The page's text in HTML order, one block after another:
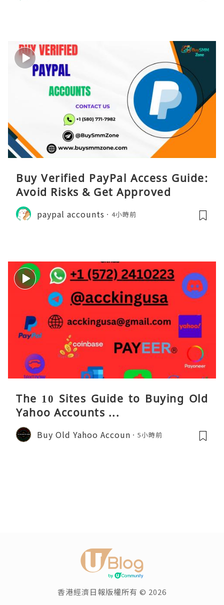
Buy Verified PayPal Access Guide:
Avoid Risks & Get Approved
paypal accounts 4小時前
The 10 Sites Guide to Buying Old
Yahoo Accounts ...
Buy Old Yahoo Accoun 5小時前
香港經濟日報版權所有 © 2026